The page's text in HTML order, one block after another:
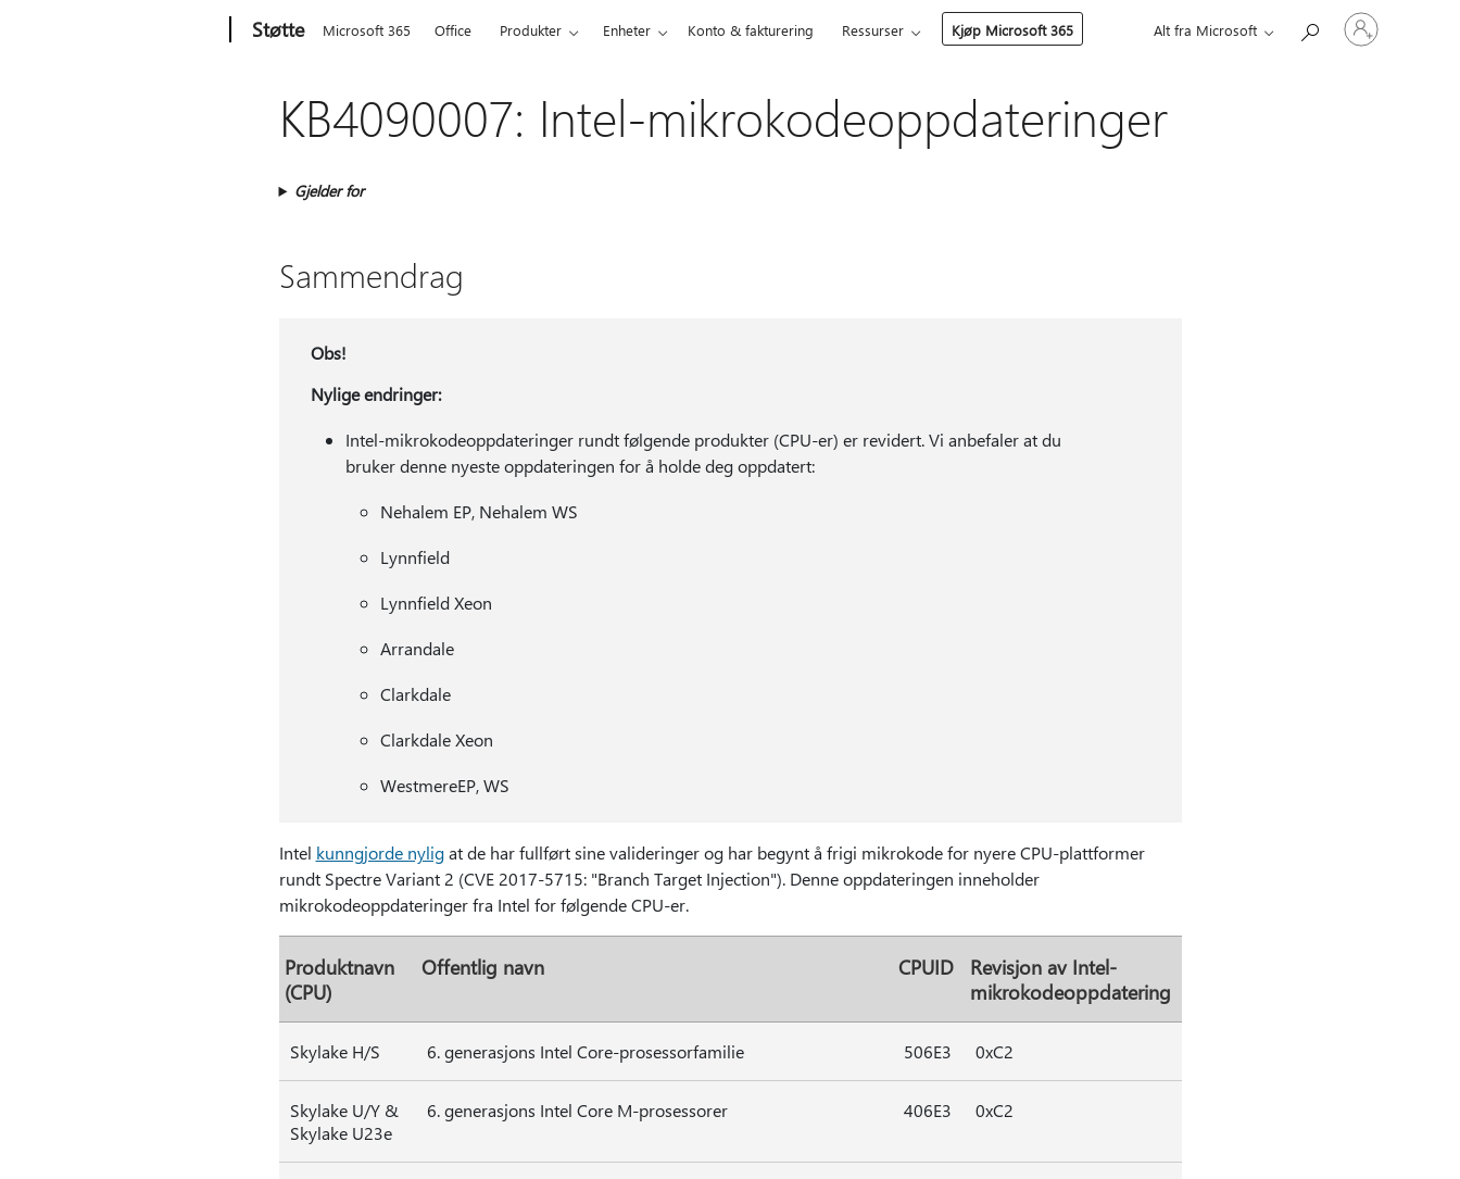
Støtte Microsoft 365 Office Produkter Enheter Konto & fakturering Ressurser Kjøp Microsoft 365 Alt fra Microsoft
Logg
på
kontoen
KB4090007: Intel-mikrokodeoppdateringer
Gjelder for
Sammendrag
Obs!
Nylige endringer:
Intel-mikrokodeoppdateringer rundt følgende produkter (CPU-er) er revidert. Vi anbefaler at du
bruker denne nyeste oppdateringen for å holde deg oppdatert:
Nehalem EP, Nehalem WS
Lynnfield
Lynnfield Xeon
Arrandale
Clarkdale
Clarkdale Xeon
WestmereEP, WS
Intel kunngjorde nyligat de har fullført sine valideringer og har begynt å frigi mikrokode for nyere CPU-plattformer
rundt Spectre Variant 2 (CVE 2017-5715: "Branch Target Injection"). Denne oppdateringen inneholder
mikrokodeoppdateringer fra Intel for følgende CPU-er.
Produktnavn
(CPU)
Offentlig navn CPUID
Revisjon av Intel-
mikrokodeoppdatering
Skylake H/S 6. generasjons Intel Core-prosessorfamilie 506E3 0xC2
Skylake U/Y &
Skylake U23e
6. generasjons Intel Core M-prosessorer 406E3 0xC2